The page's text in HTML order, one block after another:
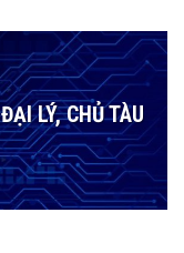
LÝ, CHỦ TÀU